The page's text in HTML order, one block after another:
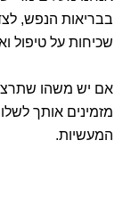
בבריאות הנפש,
שכיחות על טיפול
אם יש משהו
מזמינים אותך
המעשיות.